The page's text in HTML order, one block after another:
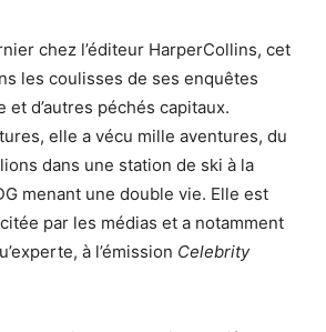
chez l’éditeur HarperCollins, cet
les coulisses de ses enquêtes
et d’autres péchés capitaux.
elle a vécu mille aventures, du
dans une station de ski à la
menant une double vie. Elle est
par les médias et a notamment
à l’émission Celebrity